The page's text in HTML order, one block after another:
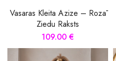
Vasaras Kleita Azize – Rozā
Ziedu Raksts
109.00 €